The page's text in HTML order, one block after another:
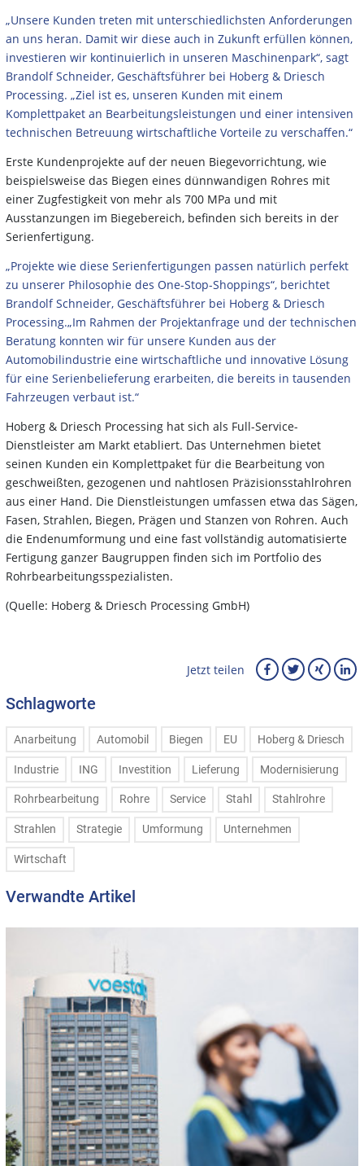
„Unsere Kunden treten mit unterschiedlichsten Anforderungen
an uns heran. Damit wir diese auch in Zukunft erfüllen können,
investieren wir kontinuierlich in unseren Maschinenpark“, sagt
Brandolf Schneider, Geschäftsführer bei Hoberg & Driesch
Processing. „Ziel ist es, unseren Kunden mit einem
Komplettpaket an Bearbeitungsleistungen und einer intensiven
technischen Betreuung wirtschaftliche Vorteile zu verschaffen.“
Erste Kundenprojekte auf der neuen Biegevorrichtung, wie
beispielsweise das Biegen eines dünnwandigen Rohres mit
einer Zugfestigkeit von mehr als 700 MPa und mit
Ausstanzungen im Biegebereich, befinden sich bereits in der
Serienfertigung.
„Projekte wie diese Serienfertigungen passen natürlich perfekt
zu unserer Philosophie des One-Stop-Shoppings“, berichtet
Brandolf Schneider, Geschäftsführer bei Hoberg & Driesch
Processing.„Im Rahmen der Projektanfrage und der technischen
Beratung konnten wir für unsere Kunden aus der
Automobilindustrie eine wirtschaftliche und innovative Lösung
für eine Serienbelieferung erarbeiten, die bereits in tausenden
Fahrzeugen verbaut ist.“
Hoberg & Driesch Processing hat sich als Full-Service-
Dienstleister am Markt etabliert. Das Unternehmen bietet
seinen Kunden ein Komplettpaket für die Bearbeitung von
geschweißten, gezogenen und nahtlosen Präzisionsstahlrohren
aus einer Hand. Die Dienstleistungen umfassen etwa das Sägen,
Fasen, Strahlen, Biegen, Prägen und Stanzen von Rohren. Auch
die Endenumformung und eine fast vollständig automatisierte
Fertigung ganzer Baugruppen finden sich im Portfolio des
Rohrbearbeitungsspezialisten.
(Quelle: Hoberg & Driesch Processing GmbH)
Jetzt teilen
Schlagworte
Anarbeitung Automobil Biegen EU Hoberg & Driesch
Industrie ING Investition Lieferung Modernisierung
Rohrbearbeitung Rohre Service Stahl Stahlrohre
Strahlen Strategie Umformung Unternehmen
Wirtschaft
Verwandte Artikel